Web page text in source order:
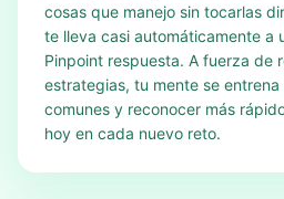
cosas que manejo sin tocarlas
te lleva casi automáticamente a
Pinpoint respuesta. A fuerza de
estrategias, tu mente se
comunes y reconocer más
hoy en cada nuevo reto.